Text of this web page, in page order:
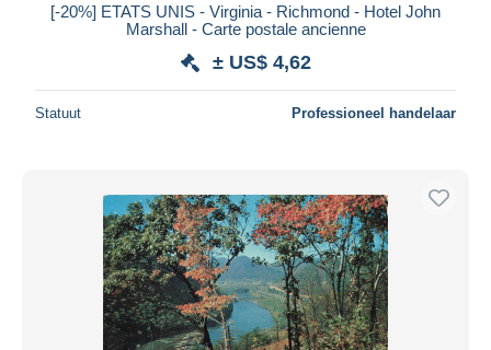
[-20%] ETATS UNIS - Virginia - Richmond - Hotel John
Marshall - Carte postale ancienne
± US$ 4,62
Statuut Professioneel handelaar